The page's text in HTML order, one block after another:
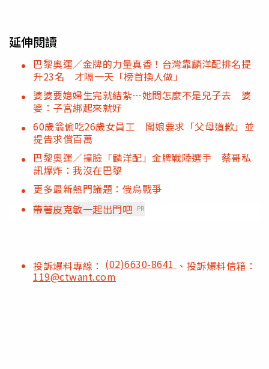
延伸閱讀
巴黎奧運／金牌的力量真香！台灣靠麟洋配排名提
升23名 才隔一天「榜首換人做」
婆婆要媳婦生完就結紮…她問怎麼不是兒子去 婆
婆：子宮綁起來就好
60歲翁偷吃26歲女員工 闆娘要求「父母道歉」並
提告求償百萬
巴黎奧運／撞臉「麟洋配」金牌戰陸選手 蔡哥私
訊爆炸：我沒在巴黎
更多最新熱門議題：俄烏戰爭
帶著皮克敏一起出門吧 PR
投訴爆料專線： (02)6630-8641 、投訴爆料信箱：
119@ctwant.com